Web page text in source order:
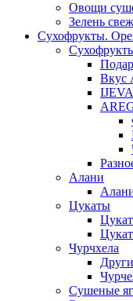
Овощи
Зелень
Сухофрукты.
Вкус
Алани
Цукаты
Чурчхела
Сушеные